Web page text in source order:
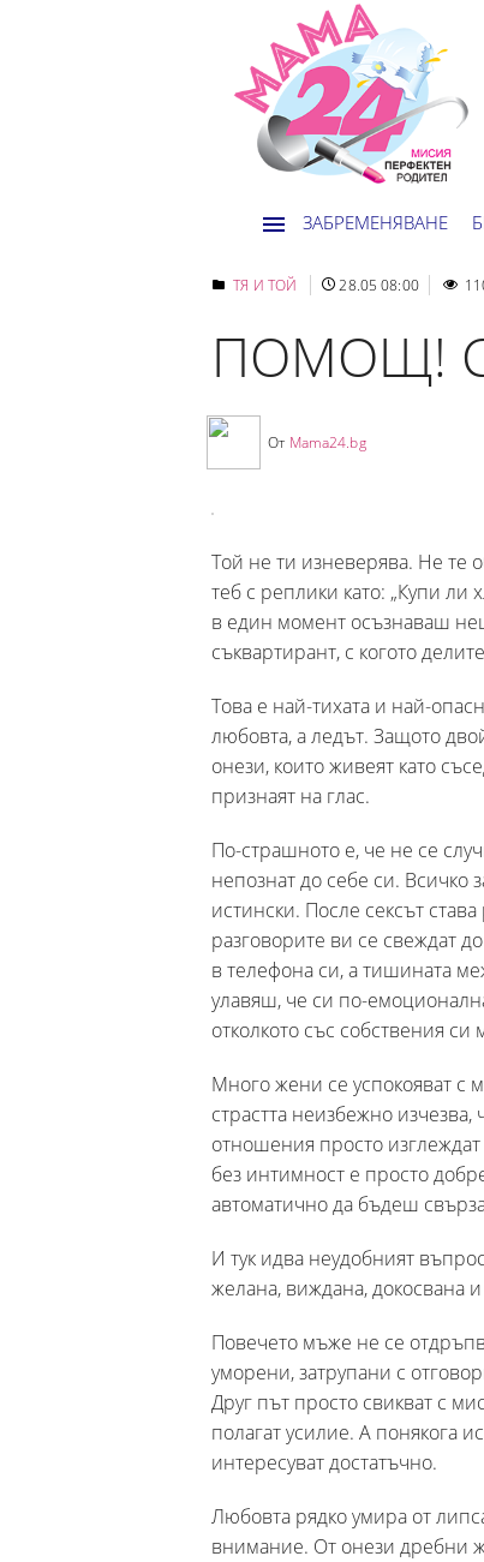
ЗАБРЕМЕНЯВАНЕ
ТЯ И ТОЙ 28.05 08:00
ПОМОЩ!
От Mama24.bg
Той не ти изневерява. Не те
теб с реплики като: „Купи ли
в един момент осъзнаваш
съквартирант, с когото
Това е най-тихата и най-
любовта, а ледът. Защото
онези, които живеят като
признаят на глас.
По-страшното е, че не се
непознат до себе си. Всичко
истински. После сексът
разговорите ви се свеждат
в телефона си, а тишината
улавяш, че си по-
отколкото със собствения си
Много жени се успокояват с
страстта неизбежно изчезва,
отношения просто
без интимност е просто
автоматично да бъдеш
И тук идва неудобният
желана, виждана, докосвана
Повечето мъже не се
уморени, затрупани с
Друг път просто свикват с
полагат усилие. А понякога
интересуват достатъчно.
Любовта рядко умира от
внимание. От онези дребни